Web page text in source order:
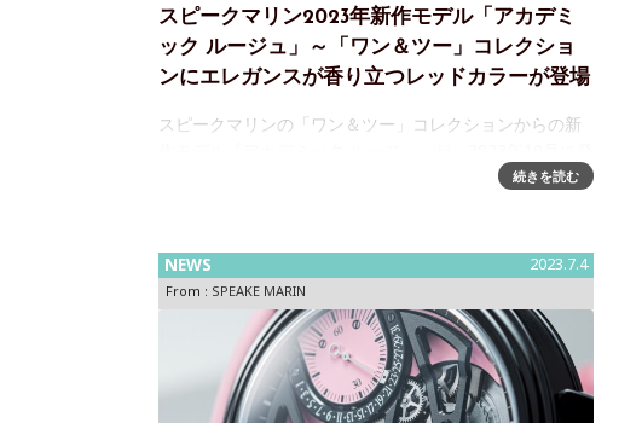
スピークマリン2023年新作モデル「アカデミ
ック ルージュ」～「ワン＆ツー」コレクショ
ンにエレガンスが香り立つレッドカラーが登場
スピークマリンの「ワン＆ツー」コレクションからの新
売2018年に登場した「ワン＆ツー」コレクションは、ま
続きを読む
NEWS 2023.7.4
From : SPEAKE MARIN